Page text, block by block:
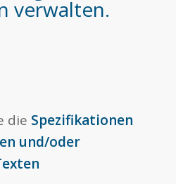
verwalten.
die Spezifikationen
und/oder